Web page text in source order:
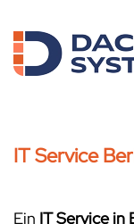
Skip to main
IT Service
Ein IT Service in